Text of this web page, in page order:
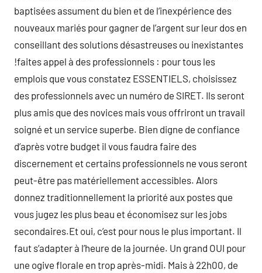
baptisées assument du bien et de l’inexpérience des
nouveaux mariés pour gagner de l’argent sur leur dos en
conseillant des solutions désastreuses ou inexistantes
!faites appel à des professionnels : pour tous les
emplois que vous constatez ESSENTIELS, choisissez
des professionnels avec un numéro de SIRET. Ils seront
plus amis que des novices mais vous offriront un travail
soigné et un service superbe. Bien digne de confiance
d’après votre budget il vous faudra faire des
discernement et certains professionnels ne vous seront
peut-être pas matériellement accessibles. Alors
donnez traditionnellement la priorité aux postes que
vous jugez les plus beau et économisez sur les jobs
secondaires.Et oui, c’est pour nous le plus important. Il
faut s’adapter à l’heure de la journée. Un grand OUI pour
une ogive florale en trop après-midi. Mais à 22h00, de